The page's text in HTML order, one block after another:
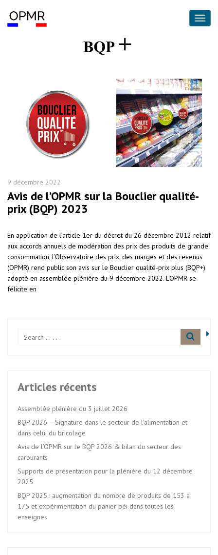
9 décembre 2022
Avis de l’OPMR sur la Bouclier qualité-
prix (BQP) 2023
En application de l’article 1er du décret du 26 décembre 2012 relatif
aux accords annuels de modération des prix des produits de grande
consommation, l’Observatoire des prix, des marges et des revenus
(OPMR) rend public son avis sur le Bouclier qualité-prix plus (BQP+)
adopté en assemblée plénière du 9 décembre 2022. L’OPMR se
félicite en
Articles récents
Assemblée plénière du 3 juillet 2026
BQP 2026 – Signature dans le secteur de l’alimentation et
dans celui du bricolage
Avis de l’OPMR sur le BQP 2026 & bilan du secteur des
carburants
Supports de présentation pour la plénière du 12 décembre
2025
BQP 2025 : augmentation du nombre de produits de 153 à
175 et expérimentation du panier péi dans toutes les
enseignes